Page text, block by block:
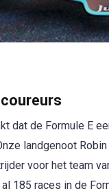
dat de Formule E
landgenoot
voor het team
185 races in de